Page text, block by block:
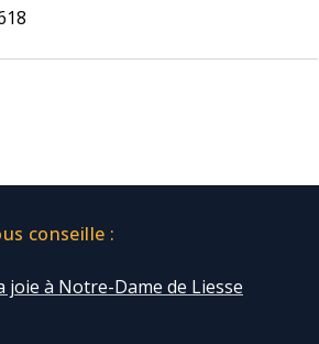
conseille :
joie à Notre-Dame de Liesse